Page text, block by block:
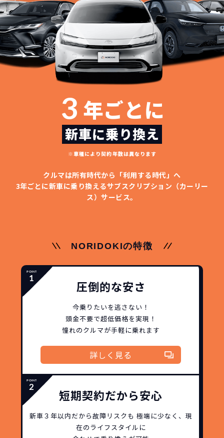
3 年ごとに
新車に乗り換え
※車種により契約年数は異なります
クルマは所有時代から「利用する時代」へ
3年ごとに新車に乗り換えるサブスクリプション（カーリー
ス）サービス。
NORIDOKIの特徴
圧倒的な安さ
今乗りたいを逃さない！
頭金不要で超低価格を実現！
憧れのクルマが手軽に乗れます
詳しく見る
短期契約だから安心
新車３年以内だから故障リスクも 極端に少なく、 現
在のライフスタイルに